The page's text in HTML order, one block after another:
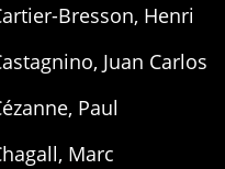
Bresson, Henri
Juan Carlos
Paul
Marc